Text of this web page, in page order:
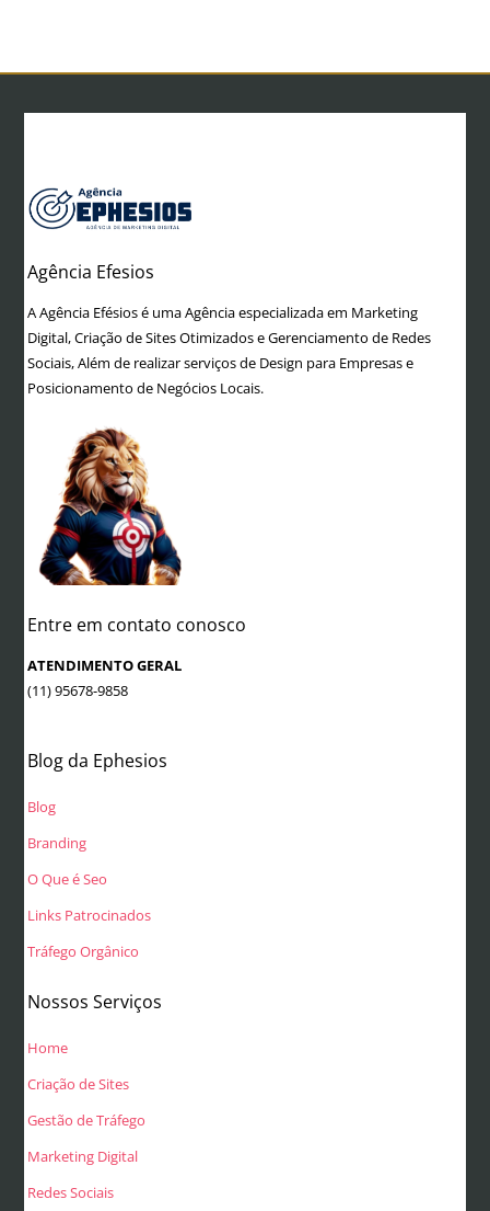
Agência Efesios
A Agência Efésios é uma Agência especializada em Marketing
Digital, Criação de Sites Otimizados e Gerenciamento de Redes
Sociais, Além de realizar serviços de Design para Empresas e
Posicionamento de Negócios Locais.
Entre em contato conosco
ATENDIMENTO GERAL
(11) 95678-9858
Blog da Ephesios
Blog
Branding
O Que é Seo
Links Patrocinados
Tráfego Orgânico
Nossos Serviços
Home
Criação de Sites
Gestão de Tráfego
Marketing Digital
Redes Sociais